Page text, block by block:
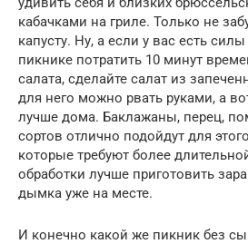
кабачками на гриле. Только не
капусту. Ну, а если у вас есть
пикнике потратить 10 минут
салата, сделайте салат из
для него можно рвать руками, а
лучше дома. Баклажаны, перец,
сортов отлично подойдут для
которые требуют более
обработки лучше приготовить
дымка уже на месте.
И конечно какой же пикник без